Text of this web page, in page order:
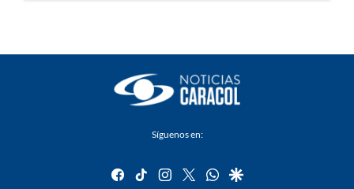
Síguenos en:
facebook
tiktok instagram
twitterwhatsapp
google